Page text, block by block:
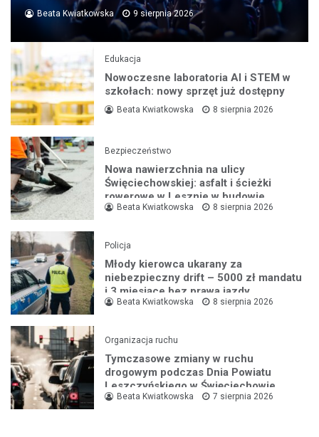
Beata Kwiatkowska 9 sierpnia 2026
Edukacja
Nowoczesne laboratoria AI i STEM w
szkołach: nowy sprzęt już dostępny
Beata Kwiatkowska 8 sierpnia 2026
Bezpieczeństwo
Nowa nawierzchnia na ulicy
Święciechowskiej: asfalt i ścieżki
rowerowe w Lesznie w budowie
Beata Kwiatkowska 8 sierpnia 2026
Policja
Młody kierowca ukarany za
niebezpieczny drift – 5000 zł mandatu
i 3 miesiące bez prawa jazdy
Beata Kwiatkowska 8 sierpnia 2026
Organizacja ruchu
Tymczasowe zmiany w ruchu
drogowym podczas Dnia Powiatu
Leszczyńskiego w Święciechowie
Beata Kwiatkowska 7 sierpnia 2026